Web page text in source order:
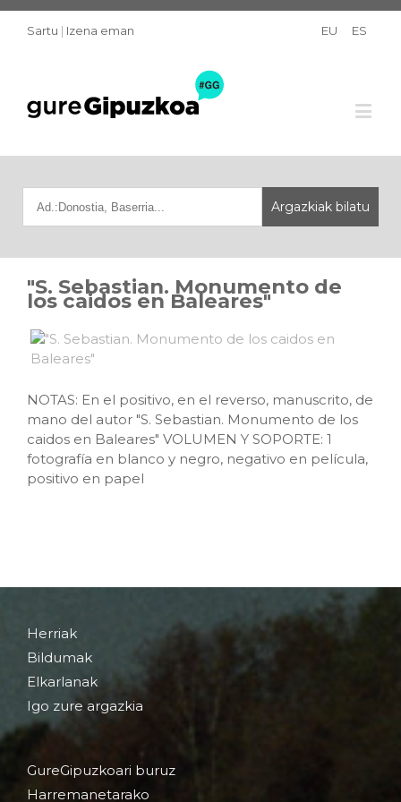
Sartu | Izena eman EU ES
"S. Sebastian. Monumento de
los caidos en Baleares"
NOTAS: En el positivo, en el reverso, manuscrito, de
mano del autor "S. Sebastian. Monumento de los
caidos en Baleares" VOLUMEN Y SOPORTE: 1
fotografía en blanco y negro, negativo en película,
positivo en papel
Herriak
Bildumak
Elkarlanak
Igo zure argazkia
GureGipuzkoari buruz
Harremanetarako